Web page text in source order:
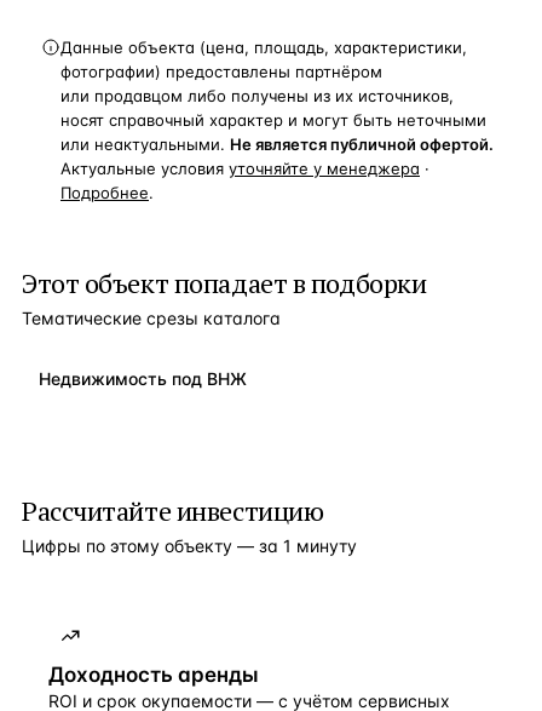
Данные объекта (цена, площадь, характеристики,
фотографии) предоставлены партнёром
или продавцом либо получены из их источников,
носят справочный характер и могут быть неточными
или неактуальными. Не является публичной офертой.
Актуальные условия уточняйте у менеджера ·
Подробнее.
Этот объект попадает в подборки
Тематические срезы каталога
Недвижимость под ВНЖ
Рассчитайте инвестицию
Цифры по этому объекту — за 1 минуту
Доходность аренды
ROI и срок окупаемости — с учётом сервисных